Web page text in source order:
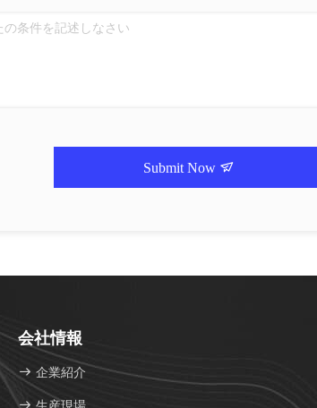
Submit Now
会社情報
企業紹介